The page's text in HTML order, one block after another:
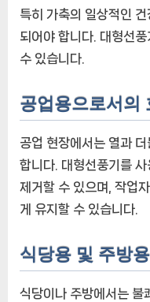
특히 가축의 일상적인
되어야 합니다. 대형선
수 있습니다.
공업용으로서의
공업 현장에서는 열과
합니다. 대형선풍기를
제거할 수 있으며, 작업
게 유지할 수 있습니다.
식당용 및 주방
식당이나 주방에서는 불